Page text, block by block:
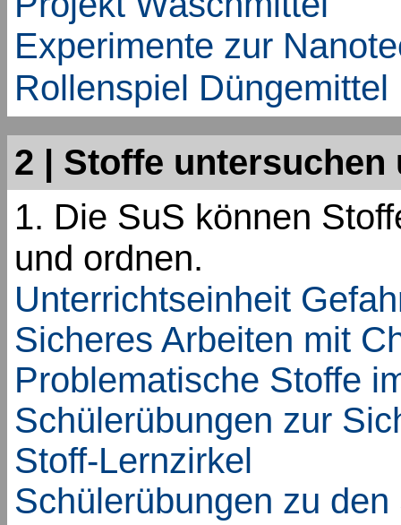
Experimente zur
Rollenspiel Düngemittel
2 | Stoffe untersuchen
1. Die SuS können
und ordnen.
Unterrichtseinheit
Sicheres Arbeiten mit
Problematische Stoffe
Schülerübungen zur
Stoff-Lernzirkel
Schülerübungen zu den